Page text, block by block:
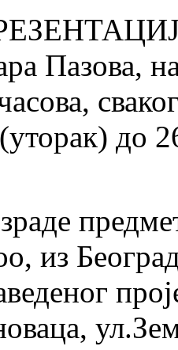
Пазова,
до
из